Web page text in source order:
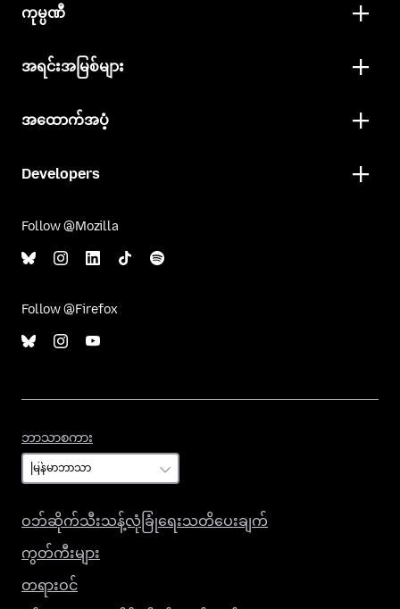
ကုမ္ပဏီ
အရင်းအမြစ်များ
အထောက်အပံ့
Developers
Follow @Mozilla
Follow @Firefox
ဘာသာစကား
ဝဘ်ဆိုက်သီးသန့်လုံခြုံရေးသတိပေးချက်
ကွတ်ကီးများ
တရားဝင်